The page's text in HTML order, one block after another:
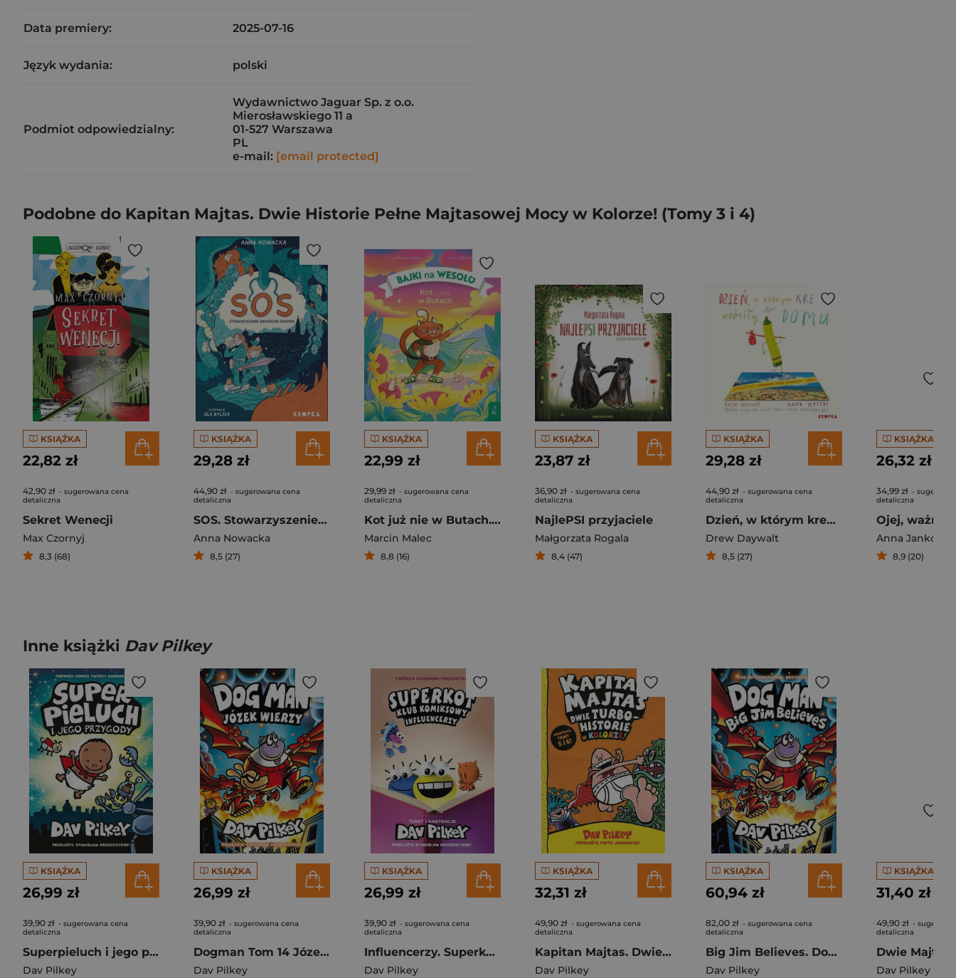
Data premiery: 2025-07-16
Język wydania: polski
Podmiot odpowiedzialny:
Wydawnictwo Jaguar Sp. z o.o.
Mierosławskiego 11 a
01-527 Warszawa
PL
e-mail: [email protected]
Podobne do Kapitan Majtas. Dwie Historie Pełne Majtasowej Mocy w Kolorze! (Tomy 3 i 4)
KSIĄŻKA
22,82 zł
42,90 zł - sugerowana cena
detaliczna
Sekret Wenecji
Max Czornyj
8,3 (68)
KSIĄŻKA
29,28 zł
44,90 zł - sugerowana cena
detaliczna
SOS. Stowarzyszenie Obrońców Smoków
Anna Nowacka
8,5 (27)
KSIĄŻKA
22,99 zł
29,99 zł - sugerowana cena
detaliczna
Kot już nie w Butach. Bajki na wesoło
Marcin Malec
8,8 (16)
KSIĄŻKA
23,87 zł
36,90 zł - sugerowana cena
detaliczna
NajlePSI przyjaciele
Małgorzata Rogala
8,4 (47)
KSIĄŻKA
29,28 zł
44,90 zł - sugerowana cena
detaliczna
Dzień, w którym kredki wróciły do domu
Drew Daywalt
8,5 (27)
KSIĄŻKA
26,32 zł
34,99 zł -
detaliczna
Ojej, ważne
Anna
8,9 (20)
Inne książki Dav Pilkey
KSIĄŻKA
26,99 zł
39,90 zł - sugerowana cena
detaliczna
Superpieluch i jego przygody
Dav Pilkey
KSIĄŻKA
26,99 zł
39,90 zł - sugerowana cena
detaliczna
Dogman Tom 14 Józek wierzy
Dav Pilkey
KSIĄŻKA
26,99 zł
39,90 zł - sugerowana cena
detaliczna
Influencerzy. Superkot. Klub komiksowy. Tom 5
Dav Pilkey
KSIĄŻKA
32,31 zł
49,90 zł - sugerowana cena
detaliczna
Kapitan Majtas. Dwie turbohistorie w kolorze (Tomy 5 i 6)
Dav Pilkey
KSIĄŻKA
60,94 zł
82,00 zł - sugerowana cena
detaliczna
Big Jim Believes. Dog Man
Dav Pilkey
KSIĄŻKA
31,40 zł
49,90 zł -
detaliczna
Dav Pilkey